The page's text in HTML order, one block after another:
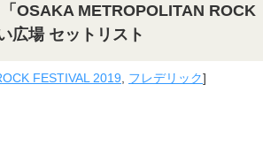
OSAKA METROPOLITAN ROCK
広場 セットリスト
FESTIVAL 2019 フレデリック]